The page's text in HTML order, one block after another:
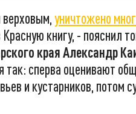
уничтожено
книгу, - пояснил
края Александр
так: сперва оценивают
и кустарников, потом